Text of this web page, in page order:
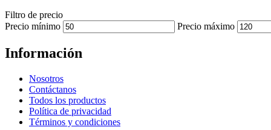
Filtro de precio
Precio mínimo
Precio máximo
Información
Nosotros
Contáctanos
Todos los productos
Política de privacidad
Términos y condiciones